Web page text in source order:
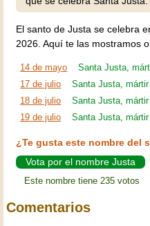
El santo de Justa se celebra
2026. Aquí te las mostramos
14 de mayo Santa Justa,
17 de julio Santa Justa, mártir
18 de julio Santa Justa, mártir
19 de julio Santa Justa, mártir
¿Te gusta este nombre del
Vota por el nombre Justa
Este nombre tiene 235 votos
Comentarios